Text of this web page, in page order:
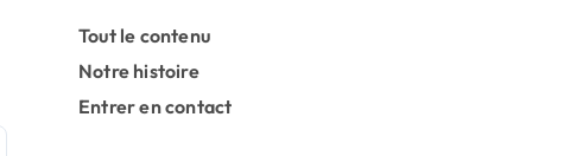
Tout le contenu
Notre histoire
Entrer en contact